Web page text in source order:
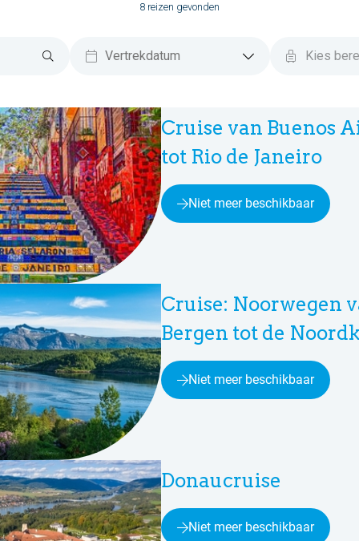
8 reizen gevonden
Cruise van Buenos
tot Rio de Janeiro
Niet meer beschikbaar
Cruise: Noorwegen
Bergen tot de
Niet meer beschikbaar
Donaucruise
Niet meer beschikbaar